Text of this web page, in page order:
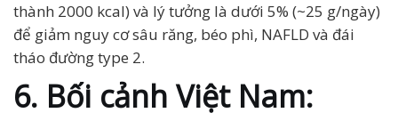
thành 2000 kcal) và lý tưởng là dưới 5% (~25 g/ngày)
để giảm nguy cơ sâu răng, béo phì, NAFLD và đái
tháo đường type 2.
6. Bối cảnh Việt Nam: